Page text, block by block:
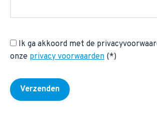
Ik ga akkoord met de
onze privacy voorwaarden (*)